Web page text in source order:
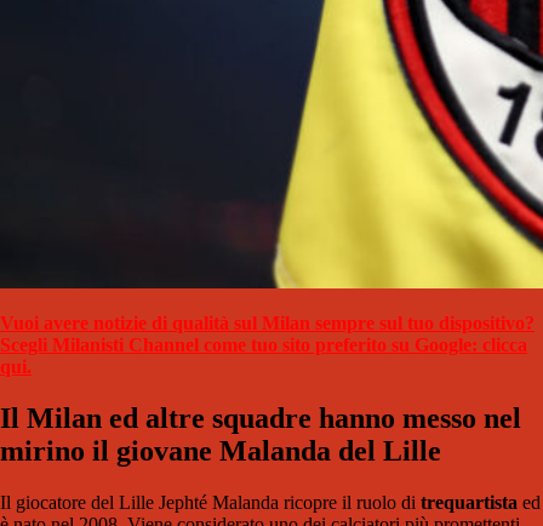
Vuoi avere notizie di qualità sul Milan sempre sul tuo dispositivo?
Scegli Milanisti Channel come tuo sito preferito su Google: clicca
qui.
Il Milan ed altre squadre hanno messo nel
mirino il giovane Malanda del Lille
Il giocatore del Lille Jephté Malanda ricopre il ruolo di trequartista ed